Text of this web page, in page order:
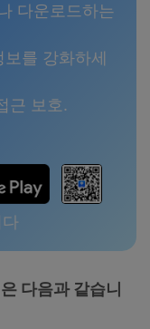
다운로드하는
를 강화하세
근 보호.
다음과 같습니